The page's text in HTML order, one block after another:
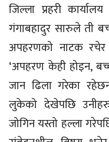
जिल्ला प्रहरी
गंगाबहादुर सारुले ती
अपहरणको नाटक रचेर
‘अपहरण केही होइन,
जान ढिला गरेका
लुकेको देखेपछि
जोगिन यस्तो हल्ला